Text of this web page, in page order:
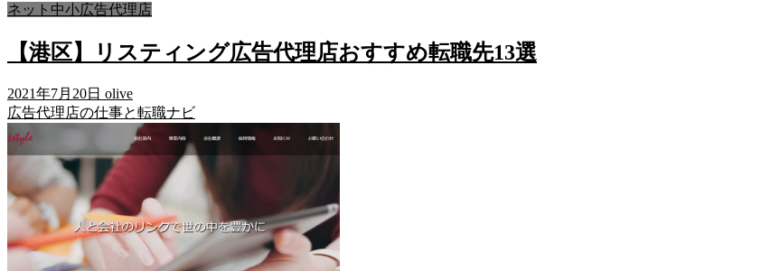
ネット中小広告代理店
【港区】リスティング広告代理店おすすめ転職先13選
2021年7月20日 olive
広告代理店の仕事と転職ナビ